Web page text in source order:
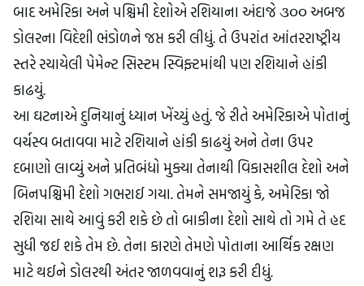
બાદ અમેરિકા અને પશ્ચિમી દેશોએ રશિયાના અંદાજે ૩૦૦ અબજ
ડોલરના વિદેશી ભંડોળને જપ્ત કરી લીધું. તે ઉપરાંત આંતરરાષ્ટ્રીય
સ્તરે રચાયેલી પેમેન્ટ સિસ્ટમ સ્વિફ્ટમાંથી પણ રશિયાને હાંકી
કાઢયું.
આ ઘટનાએ દુનિયાનું ધ્યાન ખેંચ્યું હતું. જે રીતે અમેરિકાએ પોતાનું
વર્ચસ્વ બતાવવા માટે રશિયાને હાંકી કાઢયું અને તેના ઉપર
દબાણો લાવ્યું અને પ્રતિબંધો મુક્યા તેનાથી વિકાસશીલ દેશો અને
બિનપશ્ચિમી દેશો ગભરાઈ ગયા. તેમને સમજાયું કે, અમેરિકા જો
રશિયા સાથે આવું કરી શકે છે તો બાકીના દેશો સાથે તો ગમે તે હદ
સુધી જઈ શકે તેમ છે. તેના કારણે તેમણે પોતાના આર્થિક રક્ષણ
માટે થઈને ડોલરથી અંતર જાળવવાનું શરૂ કરી દીધું.